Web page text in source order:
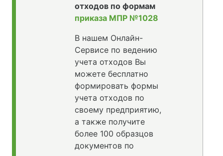
отходов по формам
приказа МПР №1028
В нашем Онлайн-
Сервисе по ведению
учета отходов Вы
можете бесплатно
формировать формы
учета отходов по
своему предприятию,
а также получите
более 100 образцов
документов по